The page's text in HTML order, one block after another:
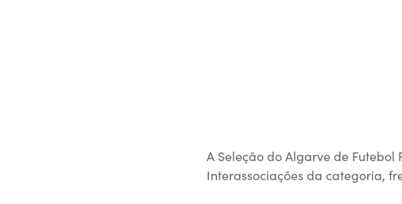
A Seleção do Algarve de
Interassociações da categoria,